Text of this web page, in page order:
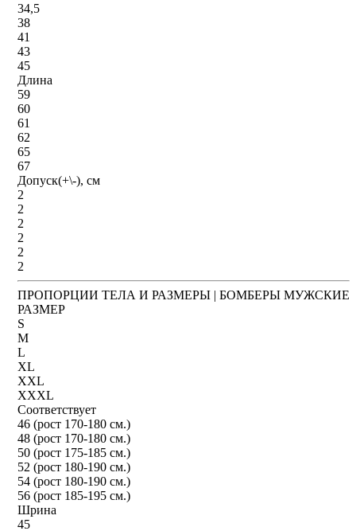
34,5
38
41
43
45
Длина
59
60
61
62
65
67
Допуск(+\-), см
2
2
2
2
2
2
ПРОПОРЦИИ ТЕЛА И РАЗМЕРЫ | БОМБЕРЫ МУЖСКИЕ
РАЗМЕР
S
M
L
XL
XXL
XXXL
Соответствует
46 (рост 170-180 см.)
48 (рост 170-180 см.)
50 (рост 175-185 см.)
52 (рост 180-190 см.)
54 (рост 180-190 см.)
56 (рост 185-195 см.)
Шрина
45